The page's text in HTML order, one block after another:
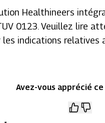
Healthineers
0123. Veuillez lire
indications relatives
Avez-vous apprécié